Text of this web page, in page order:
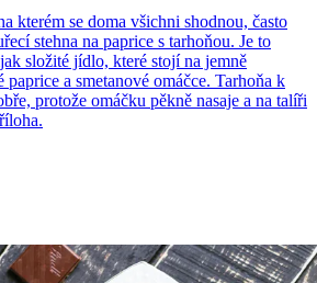
kterém se doma všichni shodnou, často
stehna na paprice s tarhoňou. Je to
složité jídlo, které stojí na jemně
a smetanové omáčce. Tarhoňa k
protože omáčku pěkně nasaje a na talíři